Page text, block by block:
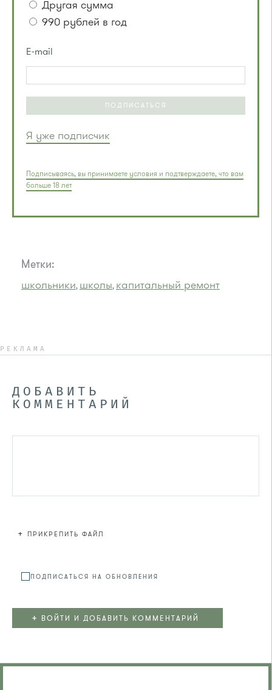
Другая сумма
990 рублей в год
E-mail
ПОДПИСАТЬСЯ
Я уже подписчик
Подписываясь, вы принимаете условия и подтверждаете, что вам
больше 18 лет
Метки:
школьники, школы, капитальный ремонт
РЕКЛАМА
ДОБАВИТЬ
КОММЕНТАРИЙ
+ ПРИКРЕПИТЬ ФАЙЛ
ПОДПИСАТЬСЯ НА ОБНОВЛЕНИЯ
+ ВОЙТИ И ДОБАВИТЬ КОММЕНТАРИЙ